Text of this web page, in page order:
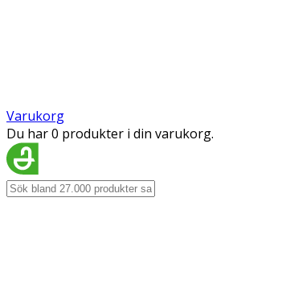
Varukorg
Du har 0 produkter i din varukorg.